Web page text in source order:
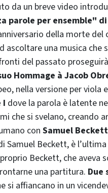
da un breve video
parole per ensemble"
della morte
ascoltare una musica che
del passato
Hommage à Jacob
nella versione per viola
I dove la parola è latente
che si svelano, creando
con Samuel
Samuel Beckett, è
Beckett, che aveva
una partitura. Due
si affiancano in un